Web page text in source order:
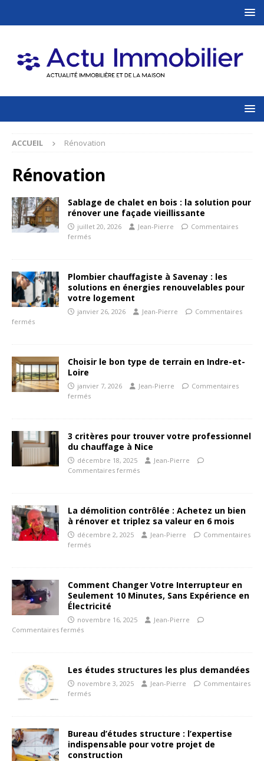
ACCUEIL Rénovation
Rénovation
Sablage de chalet en bois : la solution pour
rénover une façade vieillissante
juillet 20, 2026 Jean-Pierre
Commentaires
fermés
Plombier chauffagiste à Savenay : les
solutions en énergies renouvelables pour
votre logement
janvier 26, 2026 Jean-Pierre
Commentaires
fermés
Choisir le bon type de terrain en Indre-et-
Loire
janvier 7, 2026 Jean-Pierre
Commentaires
fermés
3 critères pour trouver votre professionnel
du chauffage à Nice
décembre 18, 2025
Jean-Pierre
Commentaires fermés
La démolition contrôlée : Achetez un bien
à rénover et triplez sa valeur en 6 mois
décembre 2, 2025 Jean-Pierre
Commentaires
fermés
Comment Changer Votre Interrupteur en
Seulement 10 Minutes, Sans Expérience en
Électricité
novembre 16, 2025
Jean-Pierre
Commentaires fermés
Les études structures les plus demandées
novembre 3, 2025 Jean-Pierre
Commentaires
fermés
Bureau d’études structure : l’expertise
indispensable pour votre projet de
construction